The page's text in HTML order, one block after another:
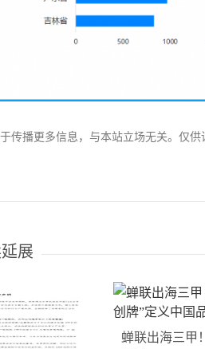
传播更多信息，与本站立场无关。仅
展
蝉联出海三甲